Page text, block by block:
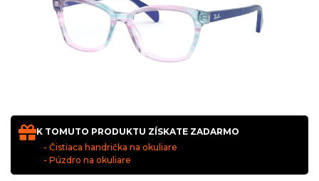
K TOMUTO PRODUKTU ZÍSKATE ZADARMO
- Čistiaca handrička na okuliare
- Púzdro na okuliare